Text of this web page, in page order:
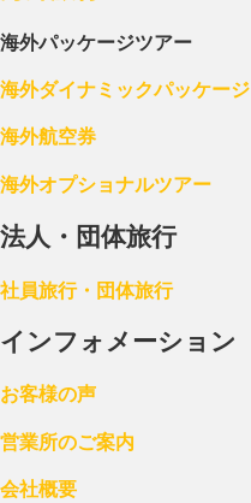
海外パッケージツアー
海外ダイナミックパッケージ
海外航空券
海外オプショナルツアー
法人・団体旅行
社員旅行・団体旅行
インフォメーション
お客様の声
営業所のご案内
会社概要